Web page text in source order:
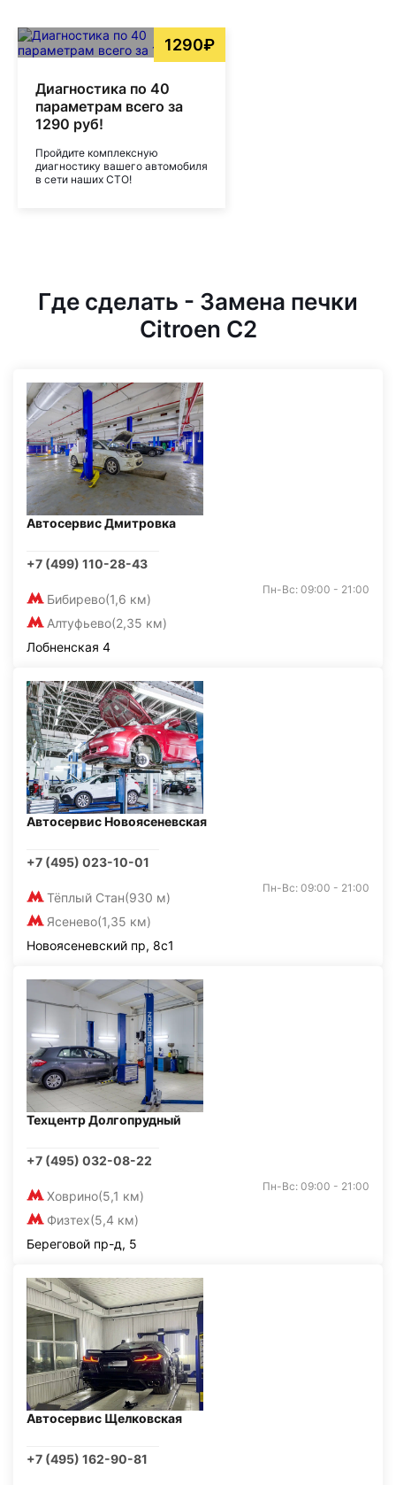
1290₽
Диагностика по 40
параметрам всего за
1290 руб!
Пройдите комплексную
диагностику вашего автомобиля
в сети наших СТО!
Где сделать - Замена печки
Citroen C2
Автосервис Дмитровка
+7 (499) 110-28-43
Бибирево(1,6 км)
Алтуфьево(2,35 км)
Пн-Вс: 09:00 - 21:00
Лобненская 4
Автосервис Новоясеневская
+7 (495) 023-10-01
Тёплый Стан(930 м)
Ясенево(1,35 км)
Пн-Вс: 09:00 - 21:00
Новоясеневский пр, 8с1
Техцентр Долгопрудный
+7 (495) 032-08-22
Ховрино(5,1 км)
Физтех(5,4 км)
Пн-Вс: 09:00 - 21:00
Береговой пр-д, 5
Автосервис Щелковская
+7 (495) 162-90-81